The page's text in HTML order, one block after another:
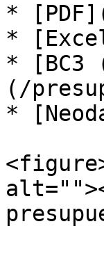
*
*
* [BC3
(/
*